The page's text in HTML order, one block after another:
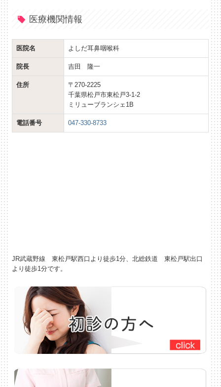
医療機関情報
医院名 よしだ耳鼻咽喉科
院長 吉田 隆一
住所
〒270-2225
千葉県松戸市東松戸3-1-2
ミリューブランシェ1B
電話番号 047-330-8733
JR武蔵野線 東松戸駅西口より徒歩1分、北総鉄道 東松戸駅出口
より徒歩1分です。